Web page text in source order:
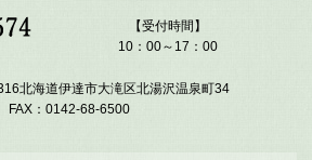
【受付時間】
10：00～17：00
北海道伊達市大滝区北湯沢温泉町34
FAX：0142-68-6500